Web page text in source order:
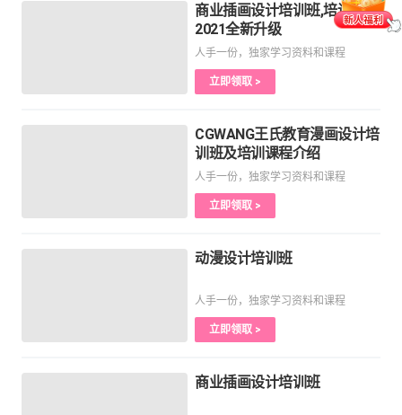
商业插画设计培训班,培训课程
2021全新升级
人手一份，独家学习资料和课程
立即领取 >
CGWANG王氏教育漫画设计培
训班及培训课程介绍
人手一份，独家学习资料和课程
立即领取 >
动漫设计培训班
人手一份，独家学习资料和课程
立即领取 >
商业插画设计培训班